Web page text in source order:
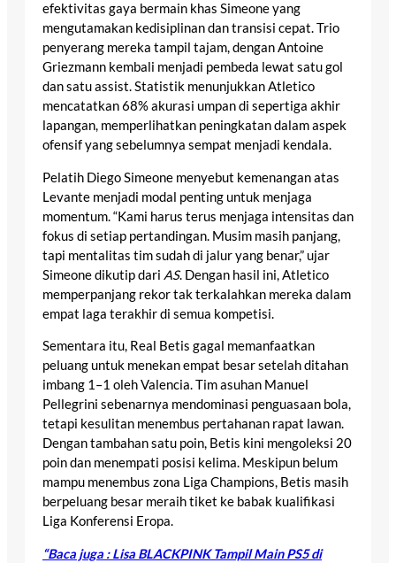
efektivitas gaya bermain khas Simeone yang
mengutamakan kedisiplinan dan transisi cepat. Trio
penyerang mereka tampil tajam, dengan Antoine
Griezmann kembali menjadi pembeda lewat satu gol
dan satu assist. Statistik menunjukkan Atletico
mencatatkan 68% akurasi umpan di sepertiga akhir
lapangan, memperlihatkan peningkatan dalam aspek
ofensif yang sebelumnya sempat menjadi kendala.
Pelatih Diego Simeone menyebut kemenangan atas
Levante menjadi modal penting untuk menjaga
momentum. “Kami harus terus menjaga intensitas dan
fokus di setiap pertandingan. Musim masih panjang,
tapi mentalitas tim sudah di jalur yang benar,” ujar
Simeone dikutip dari AS. Dengan hasil ini, Atletico
memperpanjang rekor tak terkalahkan mereka dalam
empat laga terakhir di semua kompetisi.
Sementara itu, Real Betis gagal memanfaatkan
peluang untuk menekan empat besar setelah ditahan
imbang 1–1 oleh Valencia. Tim asuhan Manuel
Pellegrini sebenarnya mendominasi penguasaan bola,
tetapi kesulitan menembus pertahanan rapat lawan.
Dengan tambahan satu poin, Betis kini mengoleksi 20
poin dan menempati posisi kelima. Meskipun belum
mampu menembus zona Liga Champions, Betis masih
berpeluang besar meraih tiket ke babak kualifikasi
Liga Konferensi Eropa.
“Baca juga : Lisa BLACKPINK Tampil Main PS5 di